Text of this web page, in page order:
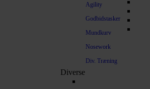
Agility
Godbidstasker
Mundkurv
Nosework
Div. Træning
Diverse